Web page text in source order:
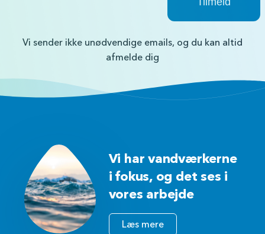
Vi sender ikke unødvendige emails, og du kan altid
afmelde dig
Vi har vandværkerne
i fokus, og det ses i
vores arbejde
Læs mere